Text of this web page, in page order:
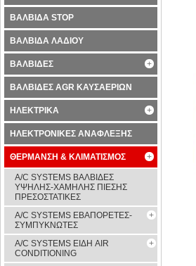
ΒΑΛΒΙΔΑ STOP
ΒΑΛΒΙΔΑ ΛΑΔΙΟΥ
ΒΑΛΒΙΔΕΣ
ΒΑΛΒΙΔΕΣ AGR ΚΑΥΣΑΕΡΙΩΝ
ΗΛΕΚΤΡΙΚΑ
ΗΛΕΚΤΡΟΝΙΚΕΣ ΑΝΑΦΛΕΞΗΣ
ΘΕΡΜΑΝΣΗ & ΚΛΙΜΑΤΙΣΜΟΣ
A/C SYSTEMS ΒΑΛΒΙΔΕΣ
ΥΨΗΛΗΣ-ΧΑΜΗΛΗΣ ΠΙΕΣΗΣ
ΠΡΕΣΟΣΤΑΤΙΚΕΣ
A/C SYSTEMS ΕΒΑΠΟΡΕΤΕΣ-
ΣΥΜΠYΚΝΩΤΕΣ
A/C SYSTEMS ΕΙΔΗ AIR
CONDITIONING